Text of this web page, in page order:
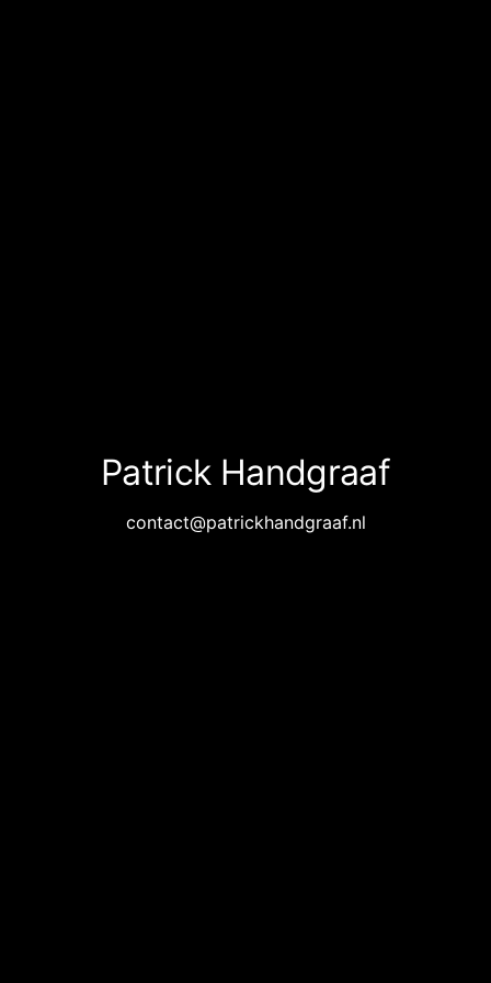
Patrick Handgraaf
contact@patrickhandgraaf.nl